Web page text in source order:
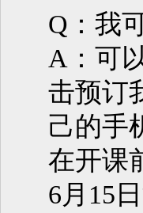
Q：我
A：可
击预订
己的手
在开课
6月15